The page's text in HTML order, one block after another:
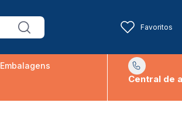
Favoritos
Embalagens
Central de